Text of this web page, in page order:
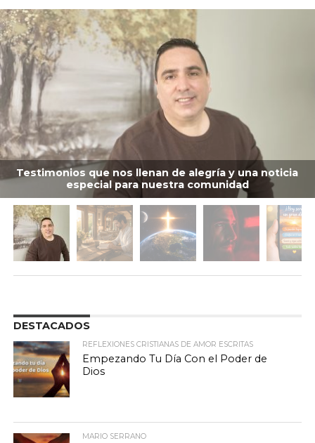
Testimonios que nos llenan de alegría y una noticia
especial para nuestra comunidad
DESTACADOS
REFLEXIONES CRISTIANAS DE AMOR ESCRITAS
Empezando Tu Día Con el Poder de
Dios
MARIO SERRANO